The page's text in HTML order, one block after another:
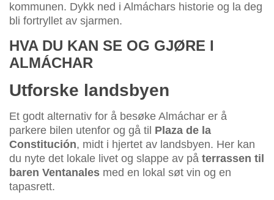
kommunen. Dykk ned i Almáchars historie og la deg
bli fortryllet av sjarmen.
HVA DU KAN SE OG GJØRE I
ALMÁCHAR
Utforske landsbyen
Et godt alternativ for å besøke Almáchar er å
parkere bilen utenfor og gå til Plaza de la
Constitución, midt i hjertet av landsbyen. Her kan
du nyte det lokale livet og slappe av på terrassen til
baren Ventanales med en lokal søt vin og en
tapasrett.